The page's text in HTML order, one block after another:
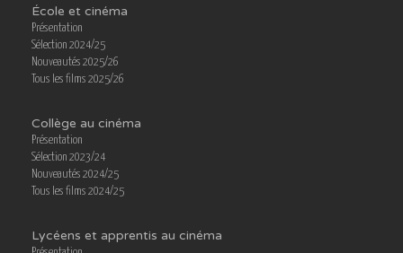
École et cinéma
Présentation
Sélection 2024/25
Nouveautés 2025/26
Tous les films 2025/26
Collège au cinéma
Présentation
Sélection 2023/24
Nouveautés 2024/25
Tous les films 2024/25
Lycéens et apprentis au cinéma